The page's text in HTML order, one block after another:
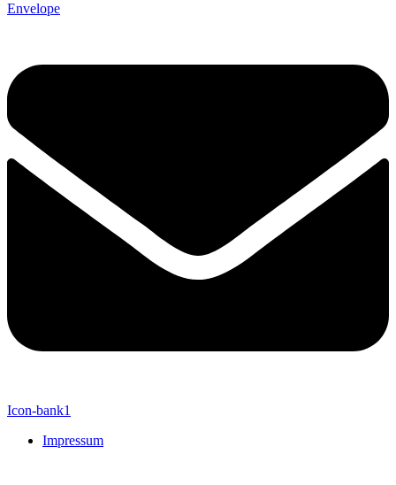
Envelope
Icon-bank1
Impressum